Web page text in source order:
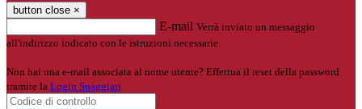
button close ×
E-mail Verrà inviato un messaggio
all'indirizzo indicato con le istruzioni necessarie.
Non hai una e-mail associata al nome utente? Effettua il reset della password
tramite la Login Spaggiari